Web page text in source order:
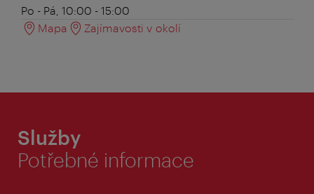
Po - Pá, 10:00 - 15:00
Mapa
Zajímavosti v okolí
Služby
Potřebné informace